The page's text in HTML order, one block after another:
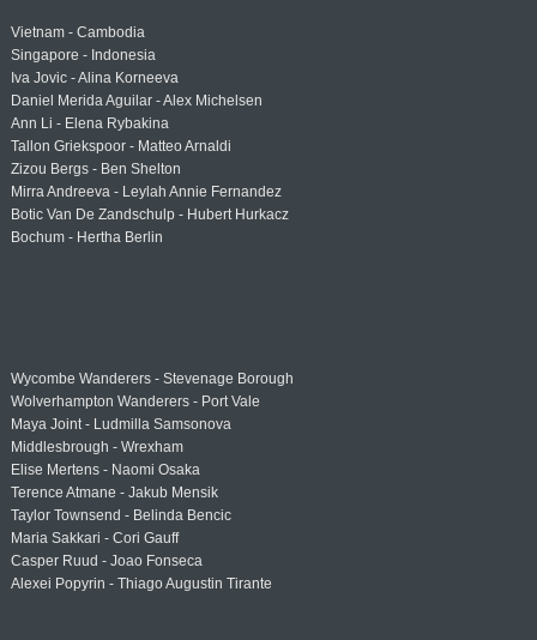
Vietnam - Cambodia
Singapore - Indonesia
Iva Jovic - Alina Korneeva
Daniel Merida Aguilar - Alex Michelsen
Ann Li - Elena Rybakina
Tallon Griekspoor - Matteo Arnaldi
Zizou Bergs - Ben Shelton
Mirra Andreeva - Leylah Annie Fernandez
Botic Van De Zandschulp - Hubert Hurkacz
Bochum - Hertha Berlin
Wycombe Wanderers - Stevenage Borough
Wolverhampton Wanderers - Port Vale
Maya Joint - Ludmilla Samsonova
Middlesbrough - Wrexham
Elise Mertens - Naomi Osaka
Terence Atmane - Jakub Mensik
Taylor Townsend - Belinda Bencic
Maria Sakkari - Cori Gauff
Casper Ruud - Joao Fonseca
Alexei Popyrin - Thiago Augustin Tirante